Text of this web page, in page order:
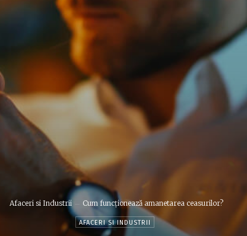
Afaceri si Industrii Cum funcționează amanetarea ceasurilor?
AFACERI SI INDUSTRII